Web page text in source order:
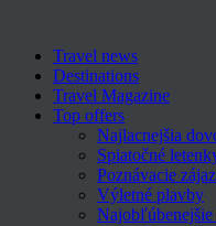
Travel news
Destinations
Travel Magazine
Top offers
Najlacnejšia
Spiatočné
Poznávacie
Výletné plavby